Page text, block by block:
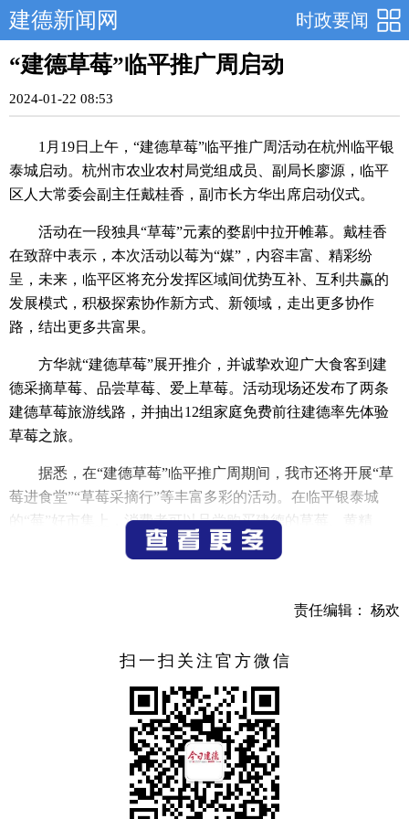
时政要闻
建德新闻网
“建德草莓”临平推广周启动
2024-01-22 08:53
1月19日上午，“建德草莓”临平推广周活动在杭州临平银
泰城启动。杭州市农业农村局党组成员、副局长廖源，临平
区人大常委会副主任戴桂香，副市长方华出席启动仪式。
活动在一段独具“草莓”元素的婺剧中拉开帷幕。戴桂香
在致辞中表示，本次活动以莓为“媒”，内容丰富、精彩纷
呈，未来，临平区将充分发挥区域间优势互补、互利共赢的
发展模式，积极探索协作新方式、新领域，走出更多协作
路，结出更多共富果。
方华就“建德草莓”展开推介，并诚挚欢迎广大食客到建
德采摘草莓、品尝草莓、爱上草莓。活动现场还发布了两条
建德草莓旅游线路，并抽出12组家庭免费前往建德率先体验
草莓之旅。
据悉，在“建德草莓”临平推广周期间，我市还将开展“草
莓进食堂”“草莓采摘行”等丰富多彩的活动。在临平银泰城
的“莓”好市集上，消费者可以品尝购买建德的草莓、黄精
酒、山茶籽油，以及临平本地的彩色大米、小林黄姜、米锅
责任编辑： 杨欢
扫一扫关注官方微信